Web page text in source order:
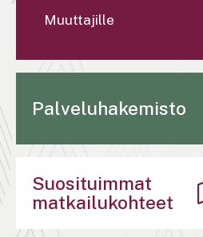
Muuttajille
Palveluhakemisto
Suosituimmat
matkailukohteet